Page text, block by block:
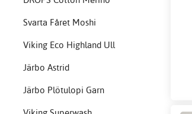
Svarta Fåret Moshi
Viking Eco Highland Ull
Järbo Astrid
Järbo Plötulopi Garn